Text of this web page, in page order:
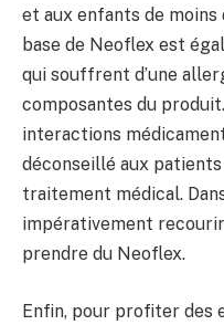
et aux enfants de moins
base de Neoflex est
qui souffrent d’une
composantes du
interactions
déconseillé aux
traitement médical.
impérativement recourir
prendre du Neoflex.
Enfin, pour profiter des